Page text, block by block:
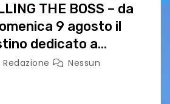
THE BOSS – da
9 agosto il
dedicato a
Redazione
Nessun